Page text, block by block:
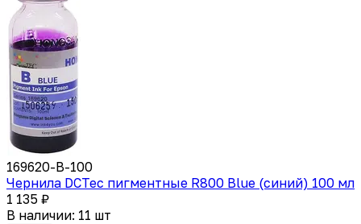
169620-B-100
Чернила DCTec пигментные R800 Blue (синий) 100 мл
1 135 ₽
В наличии: 11 шт